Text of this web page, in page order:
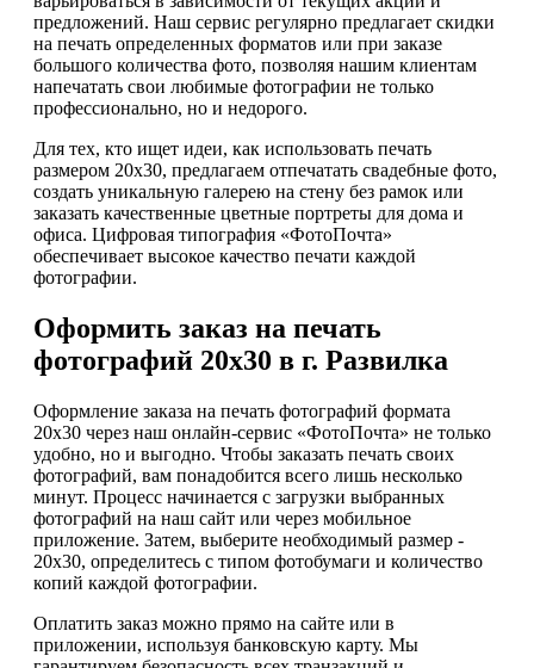
предложений. Наш сервис регулярно предлагает скидки
на печать определенных форматов или при заказе
большого количества фото, позволяя нашим клиентам
напечатать свои любимые фотографии не только
профессионально, но и недорого.
Для тех, кто ищет идеи, как использовать печать
размером 20х30, предлагаем отпечатать свадебные фото,
создать уникальную галерею на стену без рамок или
заказать качественные цветные портреты для дома и
офиса. Цифровая типография «ФотоПочта»
обеспечивает высокое качество печати каждой
фотографии.
Оформить заказ на печать
фотографий 20х30 в г. Развилка
Оформление заказа на печать фотографий формата
20х30 через наш онлайн-сервис «ФотоПочта» не только
удобно, но и выгодно. Чтобы заказать печать своих
фотографий, вам понадобится всего лишь несколько
минут. Процесс начинается с загрузки выбранных
фотографий на наш сайт или через мобильное
приложение. Затем, выберите необходимый размер -
20х30, определитесь с типом фотобумаги и количество
копий каждой фотографии.
Оплатить заказ можно прямо на сайте или в
приложении, используя банковскую карту. Мы